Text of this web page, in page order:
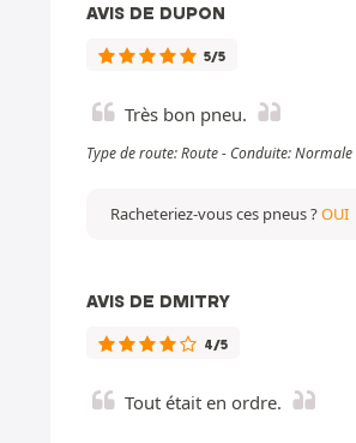
AVIS DE DUPON
5/5
Très bon pneu.
Type de route: Route - Conduite:
Racheteriez-vous ces pneus ?OUI
AVIS DE DMITRY
4/5
Tout était en ordre.